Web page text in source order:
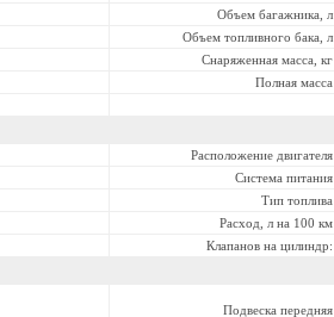
Объем багажника, л
Объем топливного бака, л
Снаряженная масса, кг
Полная масса
Расположение двигателя
Система питания
Тип топлива
Расход, л на 100 км
Клапанов на цилиндр:
Подвеска передняя